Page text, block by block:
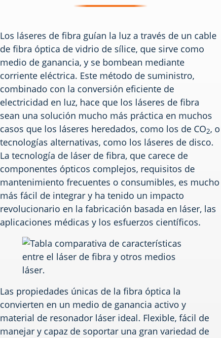
Los láseres de fibra guían la luz a través de un cable
de fibra óptica de vidrio de sílice, que sirve como
medio de ganancia, y se bombean mediante
corriente eléctrica. Este método de suministro,
combinado con la conversión eficiente de
electricidad en luz, hace que los láseres de fibra
sean una solución mucho más práctica en muchos
casos que los láseres heredados, como los de CO2, o
tecnologías alternativas, como los láseres de disco.
La tecnología de láser de fibra, que carece de
componentes ópticos complejos, requisitos de
mantenimiento frecuentes o consumibles, es mucho
más fácil de integrar y ha tenido un impacto
revolucionario en la fabricación basada en láser, las
aplicaciones médicas y los esfuerzos científicos.
Las propiedades únicas de la fibra óptica la
convierten en un medio de ganancia activo y
material de resonador láser ideal. Flexible, fácil de
manejar y capaz de soportar una gran variedad de